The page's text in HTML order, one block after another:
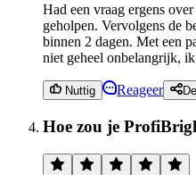
Had een vraag ergens
geholpen. Vervolgens de
binnen 2 dagen. Met een
niet geheel onbelangrijk,
Nuttig Reageer
Hoe zou je